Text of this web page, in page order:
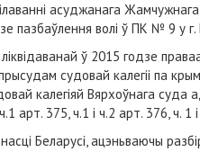
асуджанага
пазбаўлення волі ў ПК № 9 у г.
ліквідаванай ў 2015 годзе
судовай калегіі па
калегіяй Вярхоўнага
арт. 375, ч.1 і ч.2 арт. 376, ч. 1
Беларусі, ацэньваючы